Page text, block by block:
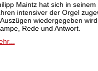
Maintz hat sich in
intensiver der Orgel
wiedergegeben
Rede und Antwort.